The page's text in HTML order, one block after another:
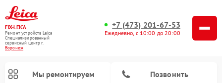
FIX-LEICA
Ремонт устройств Leica
Специализированный
cервисный центр г.
Воронеж
+7 (473) 201-67-53
Ежедневно, с 10:00 до 20:00
Мы ремонтируем Позвонить